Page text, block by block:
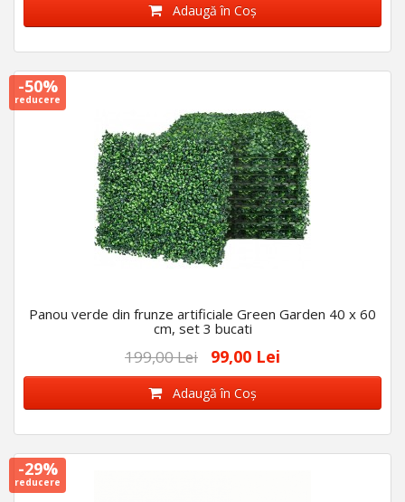
Adaugă în Coş
-50%
reducere
Panou verde din frunze artificiale Green Garden 40 x 60
cm, set 3 bucati
199,00 Lei 99,00 Lei
Adaugă în Coş
-29%
reducere